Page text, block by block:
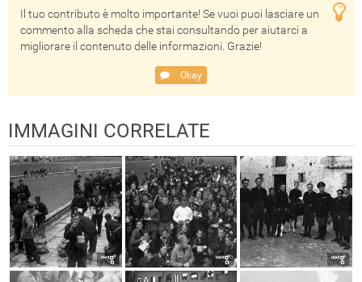
Il tuo contributo è molto importante! Se vuoi puoi lasciare un
commento alla scheda che stai consultando per aiutarci a
migliorare il contenuto delle informazioni. Grazie!
Okay
IMMAGINI CORRELATE